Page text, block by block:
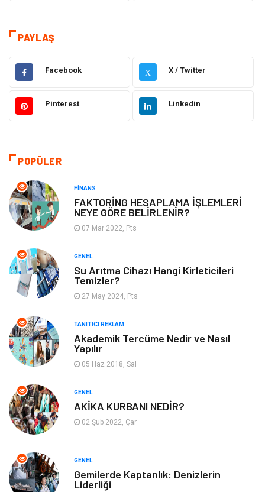
Dekorasyon Elektronik
Güzellik Makine
Sağlıklı Yaşam
Yeme İçme Giyim
Organizasyon
Moda
Emlak
Aksesuar
Genel Kültür
Gayrimenkul Hobi
Ev İşleri Gençlik
PAYLAŞ
Facebook X X / Twitter
Pinterest Linkedin
POPÜLER
FINANS
FAKTORİNG HESAPLAMA İŞLEMLERİ
NEYE GÖRE BELİRLENİR?
07 Mar 2022, Pts
GENEL
Su Arıtma Cihazı Hangi Kirleticileri
Temizler?
27 May 2024, Pts
TANITICI REKLAM
Akademik Tercüme Nedir ve Nasıl
Yapılır
05 Haz 2018, Sal
GENEL
AKİKA KURBANI NEDİR?
02 Şub 2022, Çar
GENEL
Gemilerde Kaptanlık: Denizlerin
Liderliği